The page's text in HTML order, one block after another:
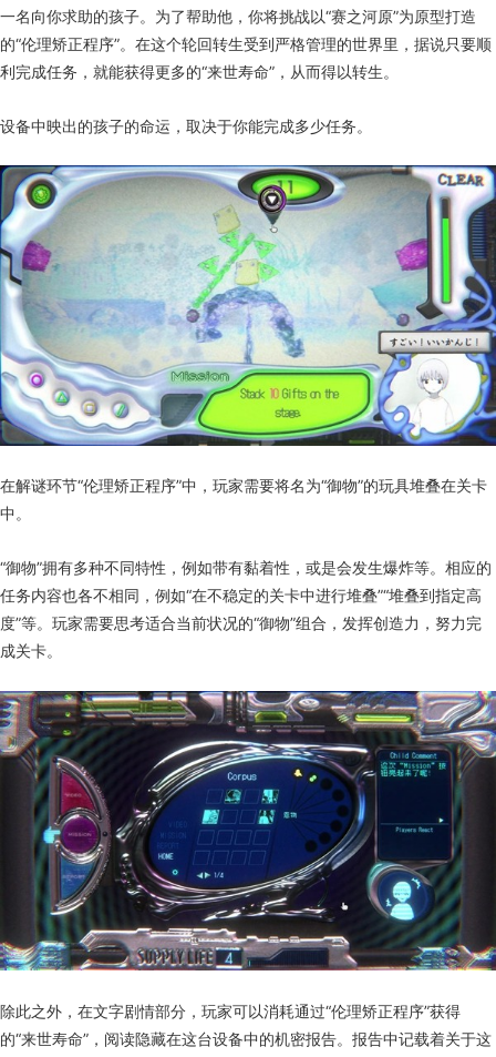
一名向你求助的孩子。为了帮助他，你将挑战以“赛之河原”为原型打造
的“伦理矫正程序”。在这个轮回转生受到严格管理的世界里，据说只要顺
利完成任务，就能获得更多的“来世寿命”，从而得以转生。
设备中映出的孩子的命运，取决于你能完成多少任务。
在解谜环节“伦理矫正程序”中，玩家需要将名为“御物”的玩具堆叠在关卡
中。
“御物”拥有多种不同特性，例如带有黏着性，或是会发生爆炸等。相应的
任务内容也各不相同，例如“在不稳定的关卡中进行堆叠”“堆叠到指定高
度”等。玩家需要思考适合当前状况的“御物”组合，发挥创造力，努力完
成关卡。
除此之外，在文字剧情部分，玩家可以消耗通过“伦理矫正程序”获得
的“来世寿命”，阅读隐藏在这台设备中的机密报告。报告中记载着关于这